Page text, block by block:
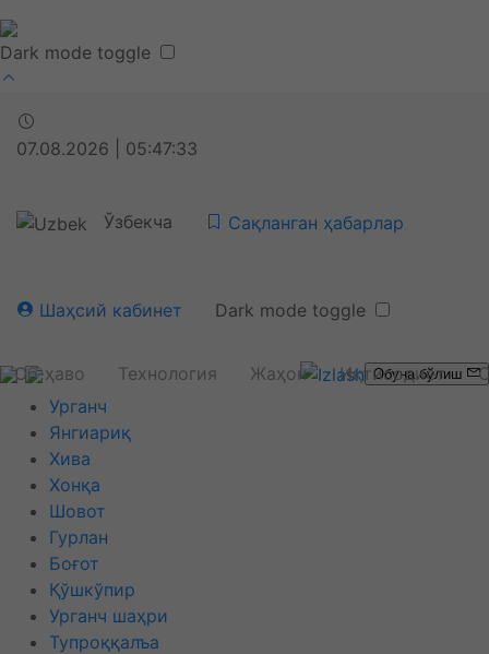
Dark mode toggle
07.08.2026 | 05:47:33
Ўзбекча Сақланган ҳабарлар
Шаҳсий кабинет Dark mode toggle
Об-ҳаво Технология Жаҳон Иқтисодиёт
Обуна бўлиш
Урганч
Янгиариқ
Хива
Хонқа
Шовот
Гурлан
Боғот
Қўшкўпир
Урганч шаҳри
Тупроққалъа